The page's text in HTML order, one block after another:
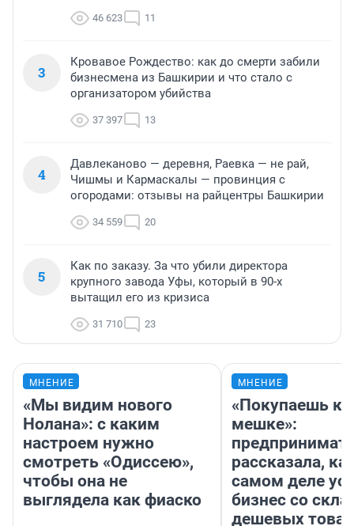
46 623 11
3
Кровавое Рождество: как до смерти забили
бизнесмена из Башкирии и что стало с
организатором убийства
37 397 13
4
Давлеканово — деревня, Раевка — не рай,
Чишмы и Кармаскалы — провинция с
огородами: отзывы на райцентры Башкирии
34 559 20
5
Как по заказу. За что убили директора
крупного завода Уфы, который в 90-х
вытащил его из кризиса
31 710 23
МНЕНИЕ
«Мы видим нового
Нолана»: с каким
настроем нужно
смотреть «Одиссею»,
чтобы она не
выглядела как фиаско
МНЕНИЕ
«Покупаешь
мешке»:
рассказала,
самом деле
бизнес со
дешевых